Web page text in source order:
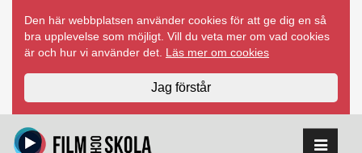
innehåll
Den här webbplatsen använder cookies för att ge dig en så
bra upplevelse som möjligt. Vill du veta mer om vad cookies
är och hur vi använder det. Läs mer om cookies
Jag förstår